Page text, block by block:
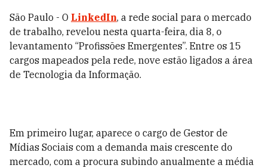
São Paulo - O LinkedIn, a rede social para o mercado
de trabalho, revelou nesta quarta-feira, dia 8, o
levantamento “Profissões Emergentes”. Entre os 15
cargos mapeados pela rede, nove estão ligados a área
de Tecnologia da Informação.
Em primeiro lugar, aparece o cargo de Gestor de
Mídias Sociais com a demanda mais crescente do
mercado, com a procura subindo anualmente a média